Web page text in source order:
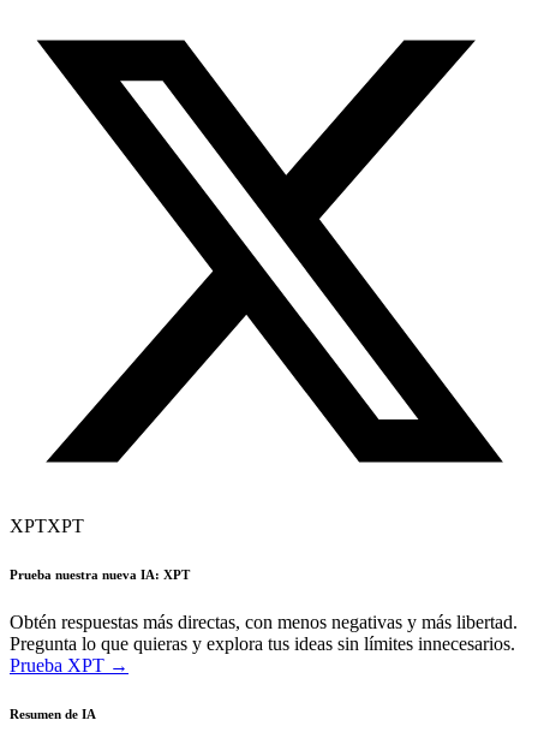
XPTXPT
Prueba nuestra nueva IA: XPT
Obtén respuestas más directas, con menos negativas y más libertad.
Pregunta lo que quieras y explora tus ideas sin límites innecesarios.
Prueba XPT →
Resumen de IA